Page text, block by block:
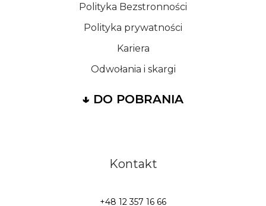
Polityka Bezstronności
Polityka prywatności
Kariera
Odwołania i skargi
↓ DO POBRANIA
Kontakt
+48 12 357 16 66